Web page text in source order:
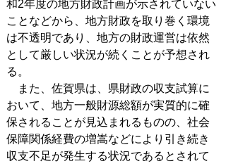
和2年度の地方財政計画が示されていない
ことなどから、地方財政を取り巻く環境
は不透明であり、地方の財政運営は依然
として厳しい状況が続くことが予想され
る。
また、佐賀県は、県財政の収支試算に
おいて、地方一般財源総額が実質的に確
保されることが見込まれるものの、社会
保障関係経費の増嵩などにより引き続き
収支不足が発生する状況であるとされて